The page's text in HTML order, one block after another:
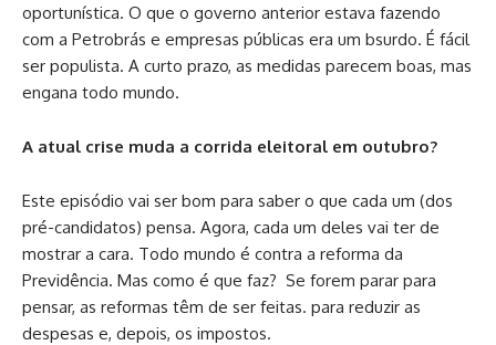
oportunística. O que o governo anterior estava fazendo
com a Petrobrás e empresas públicas era um bsurdo. É fácil
ser populista. A curto prazo, as medidas parecem boas, mas
engana todo mundo.
A atual crise muda a corrida eleitoral em outubro?
Este episódio vai ser bom para saber o que cada um (dos
pré-candidatos) pensa. Agora, cada um deles vai ter de
mostrar a cara. Todo mundo é contra a reforma da
Previdência. Mas como é que faz? Se forem parar para
pensar, as reformas têm de ser feitas. para reduzir as
despesas e, depois, os impostos.